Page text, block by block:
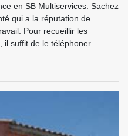
en SB Multiservices. Sachez
qui a la réputation de
Pour recueillir les
il suffit de le téléphoner